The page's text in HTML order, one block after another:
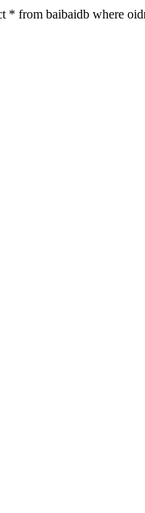
from baibaidb where